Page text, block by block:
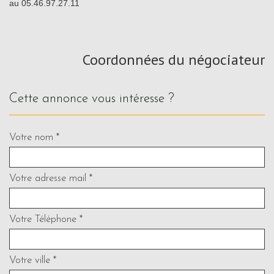
au 05.46.97.27.11
Coordonnées du négociateur
cette annonce vous intéresse ?
Votre nom *
Votre adresse mail *
Votre Téléphone *
Votre ville *